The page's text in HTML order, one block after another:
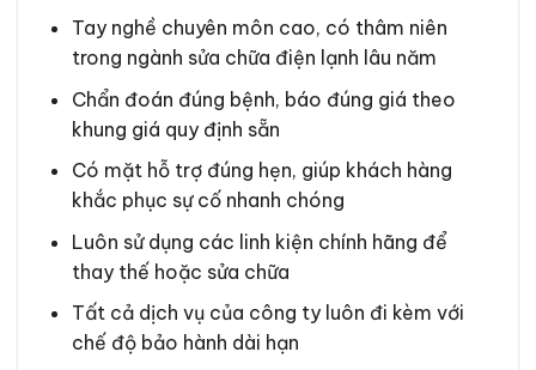
Tay nghề chuyên môn cao, có thâm niên
trong ngành sửa chữa điện lạnh lâu năm
Chẩn đoán đúng bệnh, báo đúng giá theo
khung giá quy định sẵn
Có mặt hỗ trợ đúng hẹn, giúp khách hàng
khắc phục sự cố nhanh chóng
Luôn sử dụng các linh kiện chính hãng để
thay thế hoặc sửa chữa
Tất cả dịch vụ của công ty luôn đi kèm với
chế độ bảo hành dài hạn